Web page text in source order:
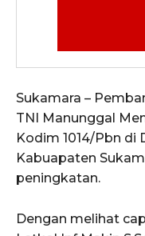
Sukamara –
TNI Manunggal
Kodim 1014/Pbn di
Kabuapaten
peningkatan.
Dengan melihat